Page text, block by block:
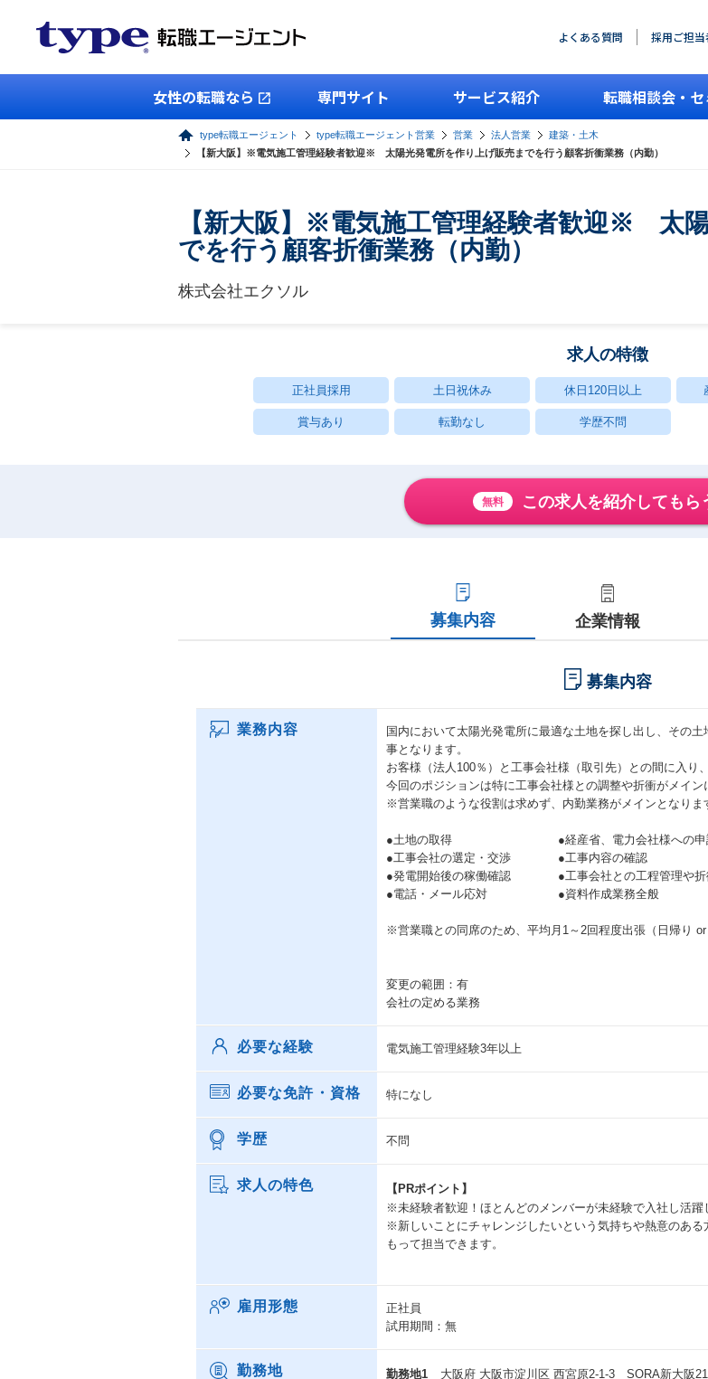
よくある質問 採用ご担当
女性の転職なら 専門サイト サービス紹介 転職相談会・セ
type転職エージェント type転職エージェント営業 営業 法人営業
建築・土木
【新大阪】※電気施工管理経験者歓迎※ 太陽光発電所を作り上げ販売までを行う顧客折衝業務（内勤）
【新大阪】※電気施工管理経験者歓迎※ 太
でを行う顧客折衝業務（内勤）
株式会社エクソル
求人の特徴
正社員採用 土日祝休み 休日120日以上
賞与あり 転勤なし 学歴不問
無料 この求人を紹介してもら
募集内容 企業情報
募集内容
業務内容
国内において太陽光発電所に最適な土地を探し出し、その
事となります。
お客様（法人100％）と工事会社様（取引先）との間に入り
今回のポジションは特に工事会社様との調整や折衝がメイン
※営業職のような役割は求めず、内勤業務がメインとなりま
●土地の取得 ●経産省、電力会社様への申
●工事会社の選定・交渉 ●工事内容の確認
●発電開始後の稼働確認 ●工事会社との工程管理や折
●電話・メール応対 ●資料作成業務全般
※営業職との同席のため、平均月1～2回程度出張（日帰り or
変更の範囲：有
会社の定める業務
必要な経験 電気施工管理経験3年以上
必要な免許・資格 特になし
学歴 不問
求人の特色
【PRポイント】
※未経験者歓迎！ほとんどのメンバーが未経験で入社し活躍
※新しいことにチャレンジしたいという気持ちや熱意のあ
もって担当できます。
雇用形態
正社員
試用期間：無
勤務地 勤務地1
大阪府 大阪市淀川区 西宮原2-1-3 SORA新大阪